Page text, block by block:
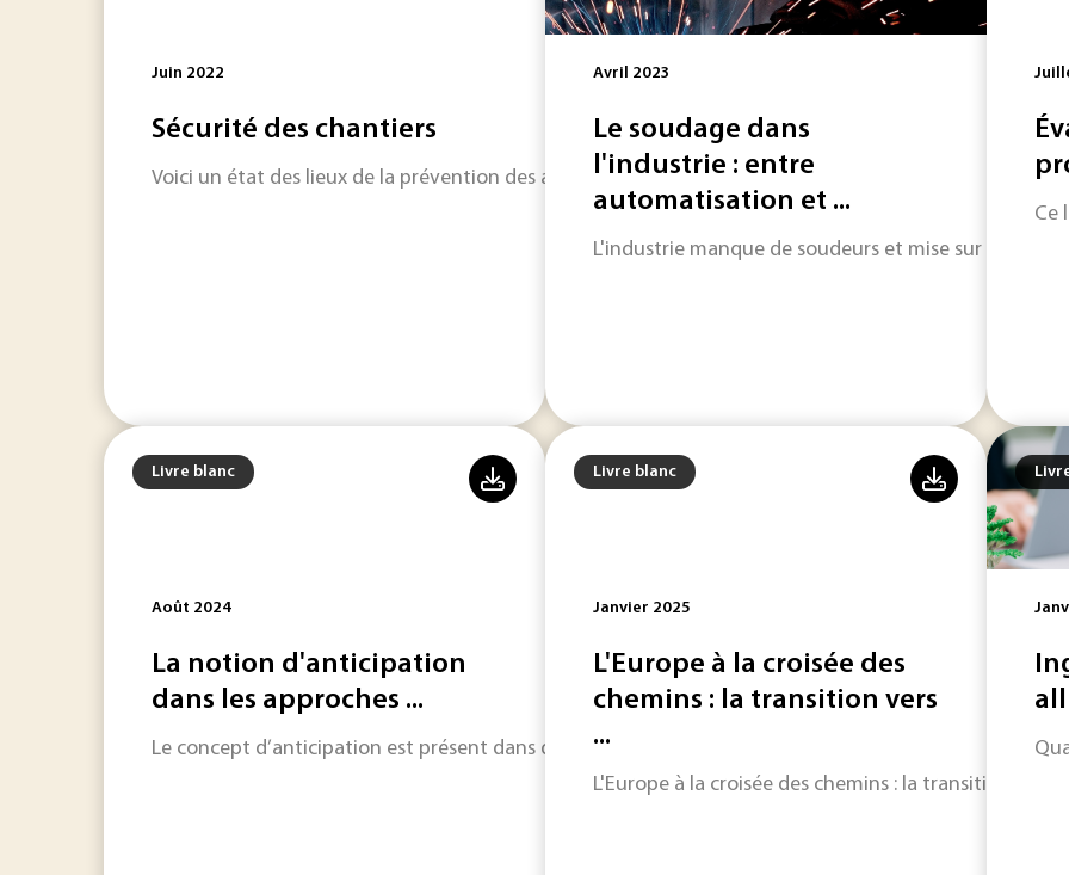
Juin 2022
Sécurité des chantiers
Voici un état des lieux de la prévention des accidents du BTP. Ce livre blanc dévoile l'écosystème, des
Avril 2023
Le soudage dans
l'industrie : entre
automatisation et ...
L'industrie manque de soudeurs et mise sur les
Ce
Livre blanc
Août 2024
La notion d'anticipation
dans les approches ...
Le concept d’anticipation est présent dans de nombreux systèmes avec des niveaux d’incertitude et
Livre blanc
Janvier 2025
L'Europe à la croisée des
chemins : la transition vers
...
L'Europe à la croisée des chemins : la transition vers